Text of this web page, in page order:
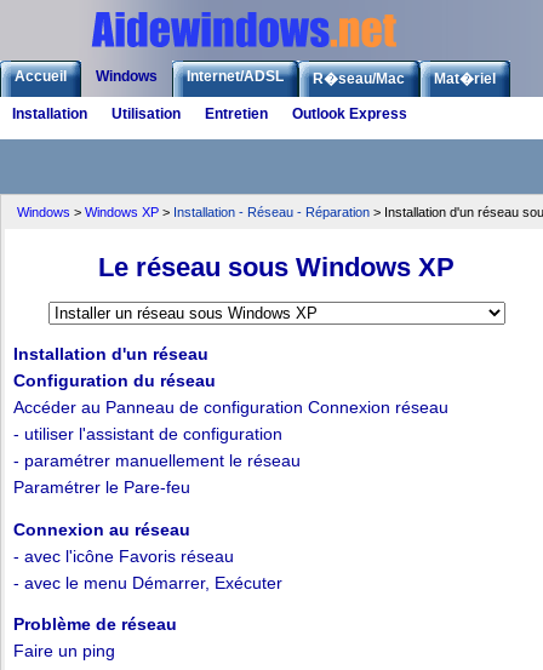
Accueil Windows Internet/ADSL R�seau/Mac Mat�riel
Logiciels Liens Jeux
Installation Utilisation Entretien Outlook Express
Windows > Windows XP > Installation - Réseau - Réparation > Installation d'un réseau
Le réseau sous Windows XP
Installation d'un réseau
Configuration du réseau
Accéder au Panneau de configuration Connexion réseau
- utiliser l'assistant de configuration
- paramétrer manuellement le réseau
Paramétrer le Pare-feu
Connexion au réseau
- avec l'icône Favoris réseau
- avec le menu Démarrer, Exécuter
Problème de réseau
Faire un ping